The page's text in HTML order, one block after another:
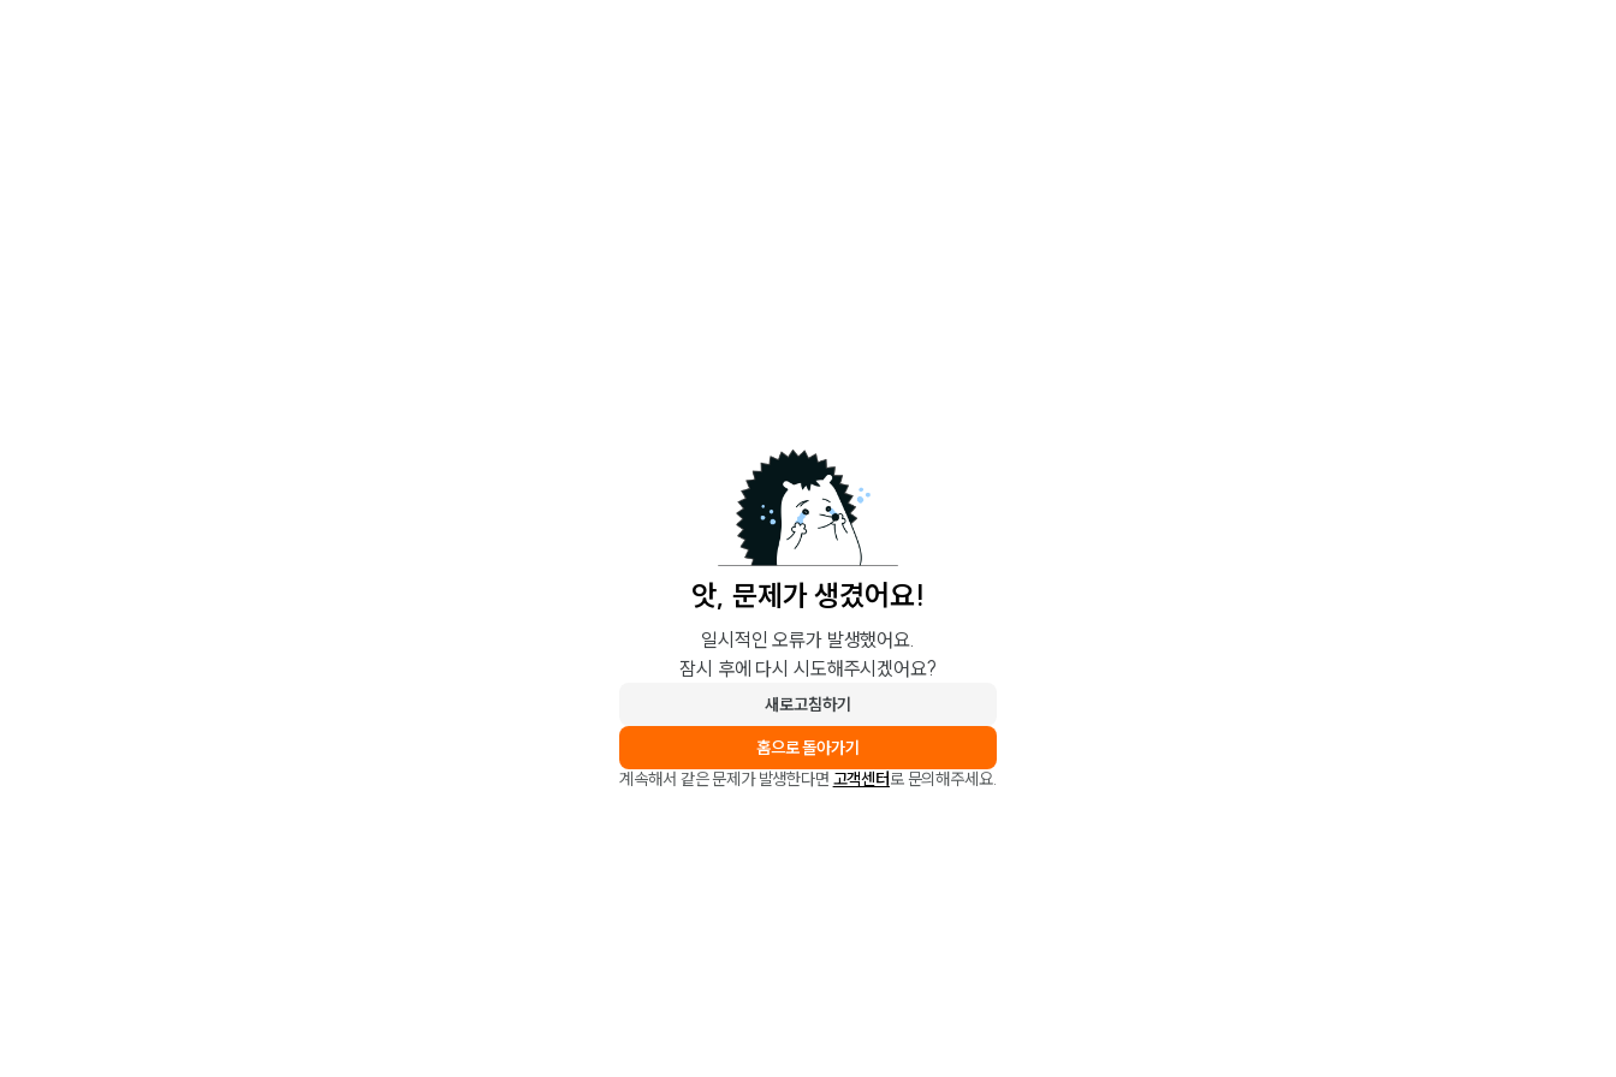
앗, 문제가 생겼어요!
일시적인 오류가 발생했어요.
잠시 후에 다시 시도해주시겠어요?
새로고침하기
홈으로 돌아가기
계속해서 같은 문제가 발생한다면 고객센터로 문의해주세요.